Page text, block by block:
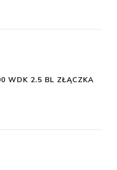
WDK 2.5 BL ZŁĄCZKA